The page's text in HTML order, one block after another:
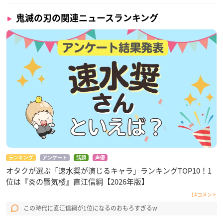
【商品素材】
ポリエステル100%
鬼滅の刃×ANNA SUI マイクロファイバーハンカチ
▼ご予約・ご購入はこちらから
プレバン
【価格】
1,100円（税込）
【種類】
竈門禰豆子（ピンク、パープル）／胡蝶姉妹（ピンク、パープ
ル）
約20×20cm
鬼滅の刃の関連ニュースランキング
ランキング アンケート 話題 声優
オタクが選ぶ「速水奨が演じるキャラ」ランキングTOP10！1
位は『炎の蜃気楼』直江信綱【2026年版】
14コメント
この時代に直江信綱が1位になるのおもろすぎるw